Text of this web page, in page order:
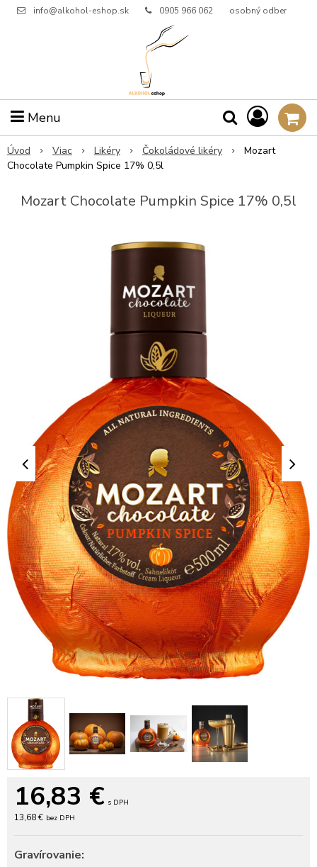
info@alkohol-eshop.sk 0905 966 062 osobný odber
Menu
Úvod Viac Likéry Čokoládové likéry
Mozart
Chocolate Pumpkin Spice 17% 0,5l
Mozart Chocolate Pumpkin Spice 17% 0,5l
16,83 € s DPH
13,68 € bez DPH
Gravírovanie: